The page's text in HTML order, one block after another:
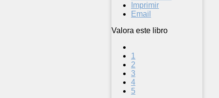
Imprimir
Email
Valora este libro
1
2
3
4
5